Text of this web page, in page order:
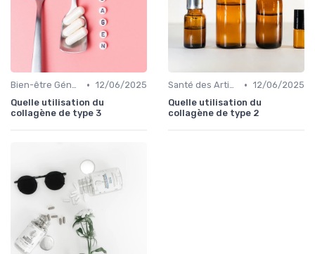
Bien-être Général • 12/06/2025
Quelle utilisation du
collagène de type 3
Santé des Articulations • 12/06/2025
Quelle utilisation du
collagène de type 2